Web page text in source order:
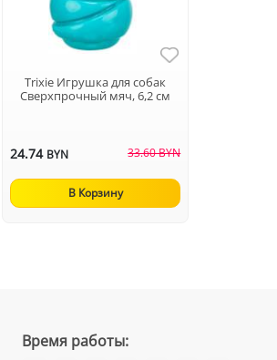
Trixie Игрушка для собак
Сверхпрочный мяч, 6,2 см
24.74 BYN 33.60 BYN
В Корзину
Время работы: